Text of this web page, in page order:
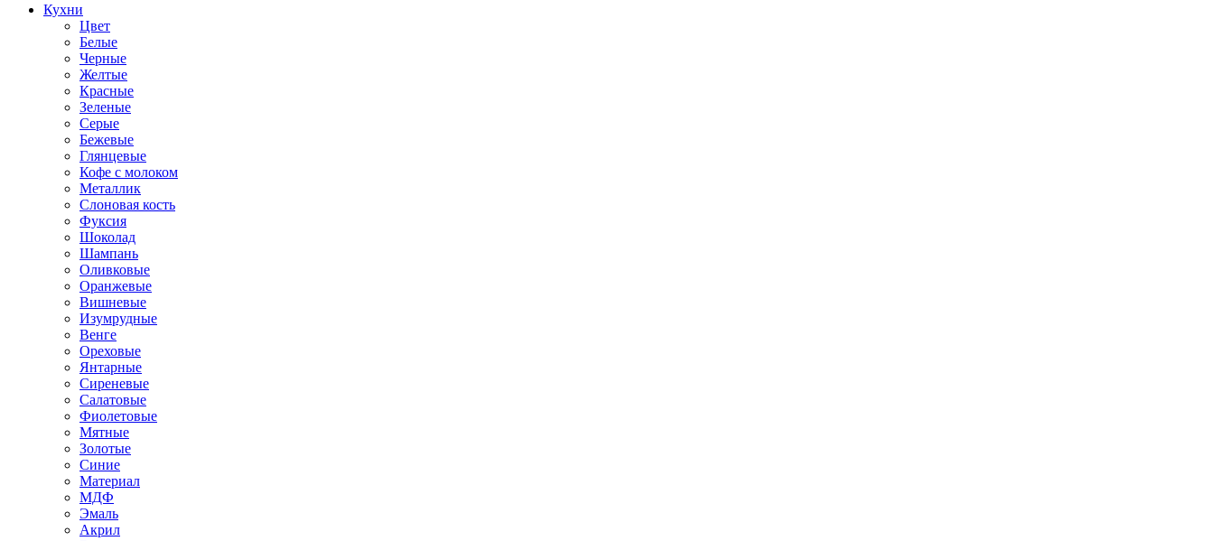
Кухни
Цвет
Белые
Черные
Желтые
Красные
Зеленые
Серые
Бежевые
Глянцевые
Кофе с молоком
Металлик
Слоновая кость
Фуксия
Шоколад
Шампань
Оливковые
Оранжевые
Вишневые
Изумрудные
Венге
Ореховые
Янтарные
Сиреневые
Салатовые
Фиолетовые
Мятные
Золотые
Синие
Материал
МДФ
Эмаль
Акрил